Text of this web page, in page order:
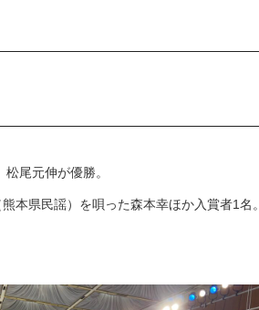
尾元伸が優勝。
本県民謡）を唄った森本幸ほか入賞者1名。